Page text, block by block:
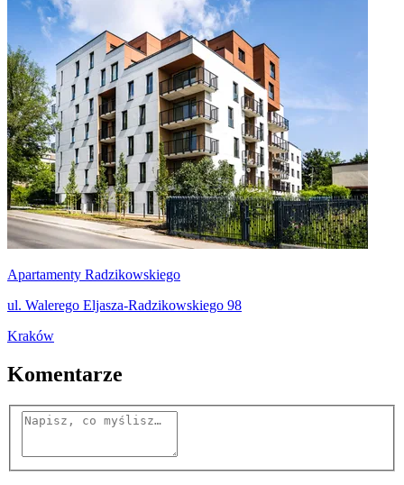
Apartamenty Radzikowskiego
ul. Walerego Eljasza-Radzikowskiego 98
Kraków
Komentarze